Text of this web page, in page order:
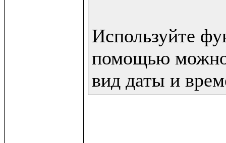
Используйте
помощью
вид даты и